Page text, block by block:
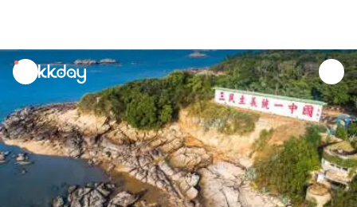
unread
notifications